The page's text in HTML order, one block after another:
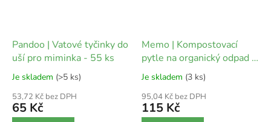
Pandoo | Vatové tyčinky do
uší pro miminka - 55 ks
Je skladem (>5 ks)
53,72 Kč bez DPH
65 Kč
Memo | Kompostovací
pytle na organický odpad -
10 l (10 ks)
Je skladem (3 ks)
95,04 Kč bez DPH
115 Kč